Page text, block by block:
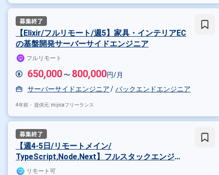
【Elixir/フルリモート/週5】家具・インテリアEC
の基盤開発サーバーサイドエンジニア
フルリモート
650,000 〜 800,000円/月
サーバーサイドエンジニア
バックエンドエンジニア
4年前・ 提供元: mijicaフリーランス
【週4-5日/リモートメイン/
TypeScript,Node,Next】フルスタックエンジニ
ア
リモート可
職種で絞り込む